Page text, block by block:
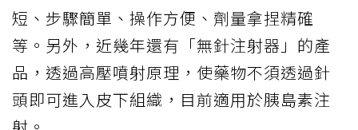
短、步驟簡單、操作方便、劑量拿捏精確
等。另外，近幾年還有「無針注射器」的產
品，透過高壓噴射原理，使藥物不須透過針
頭即可進入皮下組織，目前適用於胰島素注